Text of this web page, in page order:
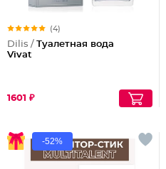
(4)
Dilis / Туалетная вода
Vivat
1601 ₽
-52%